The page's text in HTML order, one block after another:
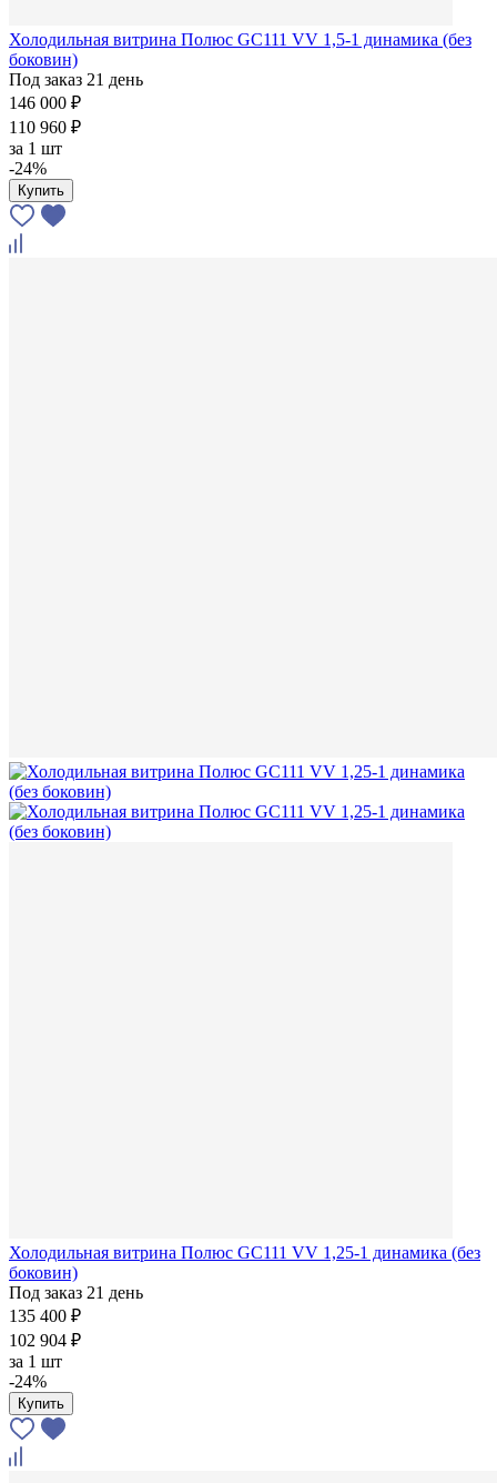
Холодильная витрина Полюс GC111 VV 1,5-1 динамика (без
боковин)
Под заказ 21 день
146 000 ₽
110 960 ₽
за 1 шт
-24%
Купить
Холодильная витрина Полюс GC111 VV 1,25-1 динамика (без
боковин)
Под заказ 21 день
135 400 ₽
102 904 ₽
за 1 шт
-24%
Купить